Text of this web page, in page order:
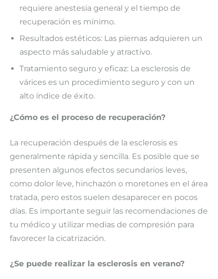
requiere anestesia general y el tiempo de
recuperación es mínimo.
Resultados estéticos: Las piernas adquieren un
aspecto más saludable y atractivo.
Tratamiento seguro y eficaz: La esclerosis de
várices es un procedimiento seguro y con un
alto índice de éxito.
¿Cómo es el proceso de recuperación?
La recuperación después de la esclerosis es
generalmente rápida y sencilla. Es posible que se
presenten algunos efectos secundarios leves,
como dolor leve, hinchazón o moretones en el área
tratada, pero estos suelen desaparecer en pocos
días. Es importante seguir las recomendaciones de
tu médico y utilizar medias de compresión para
favorecer la cicatrización.
¿Se puede realizar la esclerosis en verano?